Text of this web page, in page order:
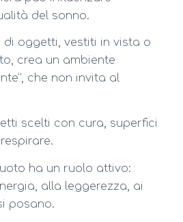
del sonno.
di oggetti, vestiti in vista o
crea un ambiente
che non invita al
scelti con cura, superfici
ha un ruolo attivo:
alla leggerezza, ai
posano.